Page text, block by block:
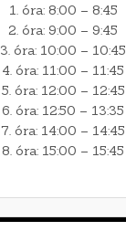
1. óra: 8:00 – 8:45
2. óra: 9:00 – 9:45
3. óra: 10:00 – 10:45
4. óra: 11:00 – 11:45
5. óra: 12:00 – 12:45
6. óra: 12:50 – 13:35
7. óra: 14:00 – 14:45
8. óra: 15:00 – 15:45